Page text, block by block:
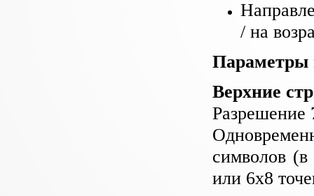
/ на
Параметры
Верхние
Разрешение
символов
или 6х8